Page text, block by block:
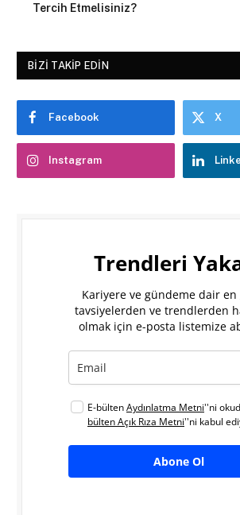
Tercih Etmelisiniz?
BIZI TAKIP EDIN
Facebook X
Instagram
Trendleri
Kariyere ve gündeme dair en
tavsiyelerden ve trendlerden
olmak için e-posta listemize
E-bültenAydınlatma Metni''ni
bülten Açık Rıza Metni''ni kabul
Abone Ol